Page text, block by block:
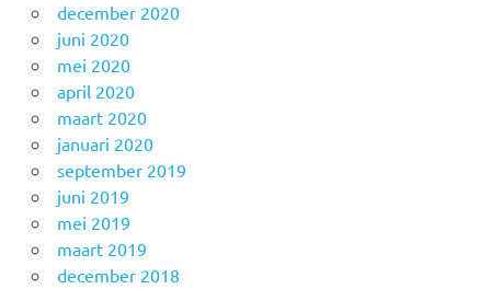
december 2020
juni 2020
mei 2020
april 2020
maart 2020
januari 2020
september 2019
juni 2019
mei 2019
maart 2019
december 2018